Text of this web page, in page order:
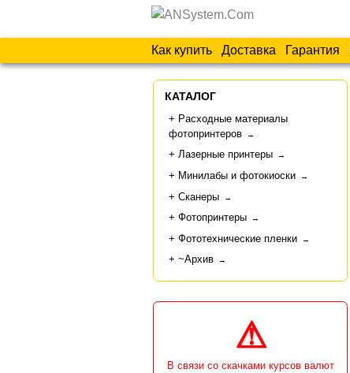
Как купить Доставка Гарантия
КАТАЛОГ
Расходные материалы
фотопринтеров
→
Лазерные принтеры →
Минилабы и фотокиоски →
Сканеры →
Фотопринтеры →
Фототехнические пленки →
~Архив →
⚠
В связи со скачками курсов валют